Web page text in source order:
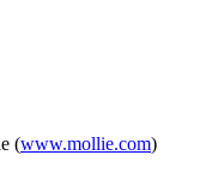
(www.mollie.com)